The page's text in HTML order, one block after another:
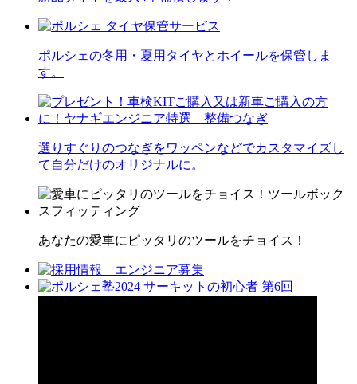
ポルシェの冬用・夏用タイヤとホイールを保管しま
す。
選りすぐりのつなぎをワッペンなどでカスタマイズし
て自分だけのオリジナルに。
あなたの愛車にピッタリのツールをチョイス！